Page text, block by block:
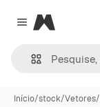
Close menu
Magnific
Início/stock/Vetores/